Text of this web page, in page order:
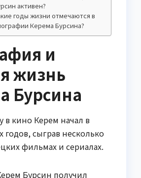
активен?
годы жизни отмечаются в
Керема Бурсина?
и
жизнь
Бурсина
в кино Керем начал в
годов, сыграв несколько
фильмах и сериалах.
Бурсин получил